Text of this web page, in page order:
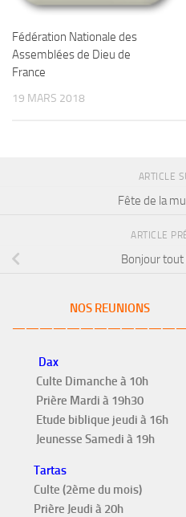
Fédération Nationale des
Assemblées de Dieu de
France
19 MARS 2018
ARTICLE
Fête de la
ARTICLE
Bonjour tout
NOS REUNIONS
Dax
Culte Dimanche à 10h
Prière Mardi à 19h30
Etude biblique jeudi à 16h
Jeunesse Samedi à 19h
Tartas
Culte (2ème du mois)
Prière Jeudi à 20h